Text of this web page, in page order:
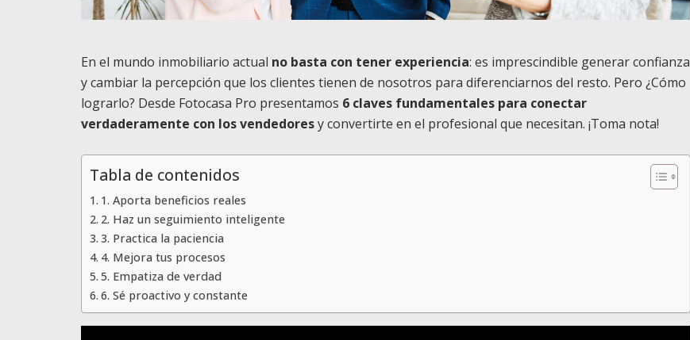
En el mundo inmobiliario actual no basta con tener experiencia: es imprescindible generar confianza
y cambiar la percepción que los clientes tienen de nosotros para diferenciarnos del resto. Pero ¿Cómo
lograrlo? Desde Fotocasa Pro presentamos 6 claves fundamentales para conectar
verdaderamente con los vendedoresy convertirte en el profesional que necesitan. ¡Toma nota!
Tabla de contenidos
1. Aporta beneficios reales
2. Haz un seguimiento inteligente
3. Practica la paciencia
4. Mejora tus procesos
5. Empatiza de verdad
6. Sé proactivo y constante